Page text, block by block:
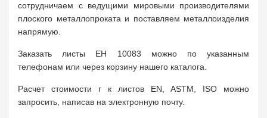
сотрудничаем с ведущими мировыми производителями
плоского металлопроката и поставляем металлоизделия
напрямую.
Заказать листы ЕН 10083 можно по указанным
телефонам или через корзину нашего каталога.
Расчет стоимости г к листов EN, ASTM, ISO можно
запросить, написав на электронную почту.